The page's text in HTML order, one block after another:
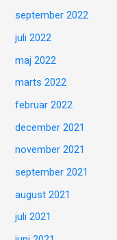
september 2022
juli 2022
maj 2022
marts 2022
februar 2022
december 2021
november 2021
september 2021
august 2021
juli 2021